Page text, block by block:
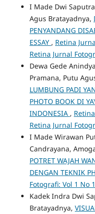
I Made Dwi
Agus Bratayadnya,
PENYANDANG
ESSAY , Retina
Retina Jurnal
Dewa Gede
Pramana, Putu
LUMBUNG PADI
PHOTO BOOK DI
INDONESIA ,
Retina Jurnal
I Made Wirawan
Candrayana,
POTRET WAJAH
DENGAN TEKNIK
Fotografi: Vol 1 No
Kadek Indra Dwi
Bratayadnya,